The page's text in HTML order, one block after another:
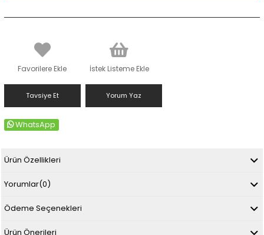
Favorilere Ekle İstek Listeme Ekle
Tavsiye Et Yorum Yaz
WhatsApp
Ürün Özellikleri
Yorumlar(0)
Ödeme Seçenekleri
Ürün Önerileri